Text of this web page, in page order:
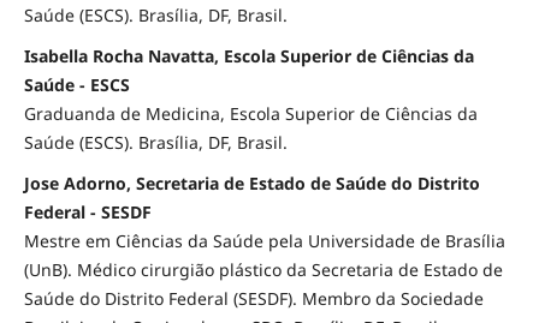
Saúde (ESCS). Brasília, DF, Brasil.
Isabella Rocha Navatta, Escola Superior de Ciências da
Saúde - ESCS
Graduanda de Medicina, Escola Superior de Ciências da
Saúde (ESCS). Brasília, DF, Brasil.
Jose Adorno, Secretaria de Estado de Saúde do Distrito
Federal - SESDF
Mestre em Ciências da Saúde pela Universidade de Brasília
(UnB). Médico cirurgião plástico da Secretaria de Estado de
Saúde do Distrito Federal (SESDF). Membro da Sociedade